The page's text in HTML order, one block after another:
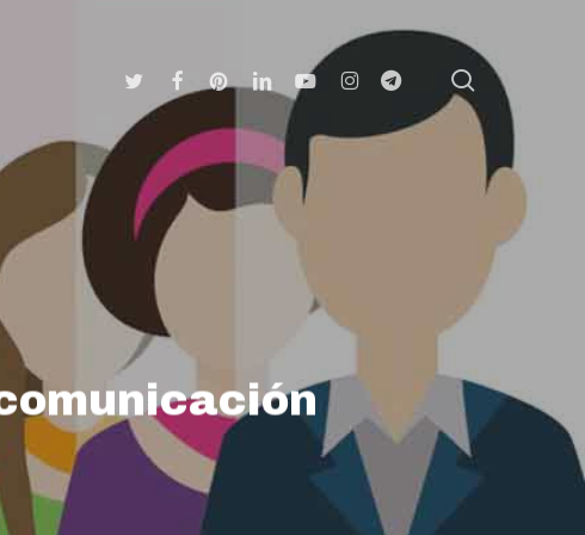
TwitterFacebookPinterestLinkedinYoutubeInstagramTelegram search